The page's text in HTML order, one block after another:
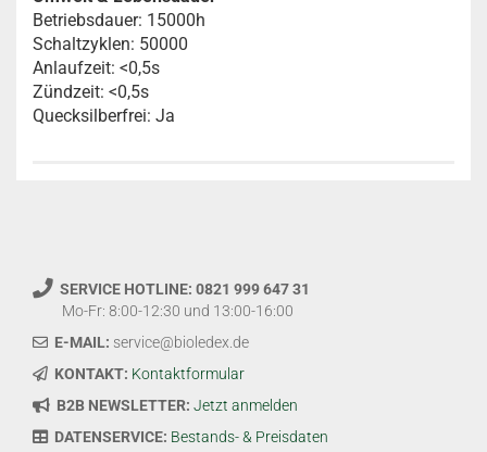
Betriebsdauer: 15000h
Schaltzyklen: 50000
Anlaufzeit: <0,5s
Zündzeit: <0,5s
Quecksilberfrei: Ja
SERVICE HOTLINE: 0821 999 647 31
Mo-Fr: 8:00-12:30 und 13:00-16:00
E-MAIL: service@bioledex.de
KONTAKT: Kontaktformular
B2B NEWSLETTER: Jetzt anmelden
DATENSERVICE: Bestands- & Preisdaten